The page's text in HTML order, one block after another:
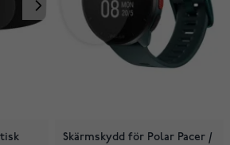
Skärmskydd för Polar Pacer /